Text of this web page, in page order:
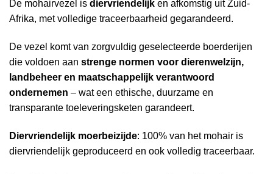
De mohairvezel is diervriendelijk en afkomstig uit Zuid-
Afrika, met volledige traceerbaarheid gegarandeerd.
De vezel komt van zorgvuldig geselecteerde boerderijen
die voldoen aan strenge normen voor dierenwelzijn,
landbeheer en maatschappelijk verantwoord
ondernemen – wat een ethische, duurzame en
transparante toeleveringsketen garandeert.
Diervriendelijk moerbeizijde: 100% van het mohair is
diervriendelijk geproduceerd en ook volledig traceerbaar.